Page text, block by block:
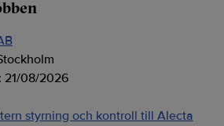
21/08/2026
styrning och kontroll till Alecta